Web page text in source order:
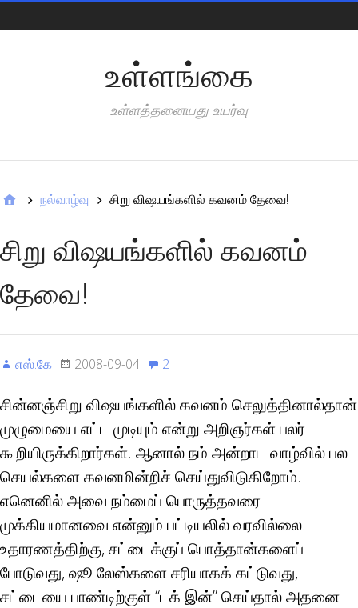
உள்ளங்கை
உள்ளத்தனையது உயர்வு
நல்வாழ்வு சிறு விஷயங்களில் கவனம் தேவை!
சிறு விஷயங்களில் கவனம்
தேவை!
எஸ்.கே 2008-09-04 2
சின்னஞ்சிறு விஷயங்களில் கவனம் செலுத்தினால்தான்
முழுமையை எட்ட முடியும் என்று அறிஞர்கள் பலர்
கூறியிருக்கிறார்கள். ஆனால் நம் அன்றாட வாழ்வில் பல
செயல்களை கவனமின்றிச் செய்துவிடுகிறோம்.
எனெனில் அவை நம்மைப் பொருத்தவரை
முக்கியமானவை என்னும் பட்டியலில் வரவில்லை.
உதாரணத்திற்கு, சட்டைக்குப் பொத்தான்களைப்
போடுவது, ஷூ லேஸ்களை சரியாகக் கட்டுவது,
சட்டையை பாண்டிற்குள் “டக் இன்” செய்தால் அதனை